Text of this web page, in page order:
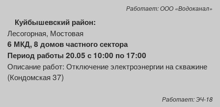
Работает: ООО «Водоканал»
Куйбышевский район:
Лесогорная, Мостовая
6 МКД, 8 домов частного сектора
Период работы 20.05 с 10:00 по 17:00
Описание работ: Отключение электроэнергии на скважине
(Кондомская 37)
Работает: ЭЧ-18